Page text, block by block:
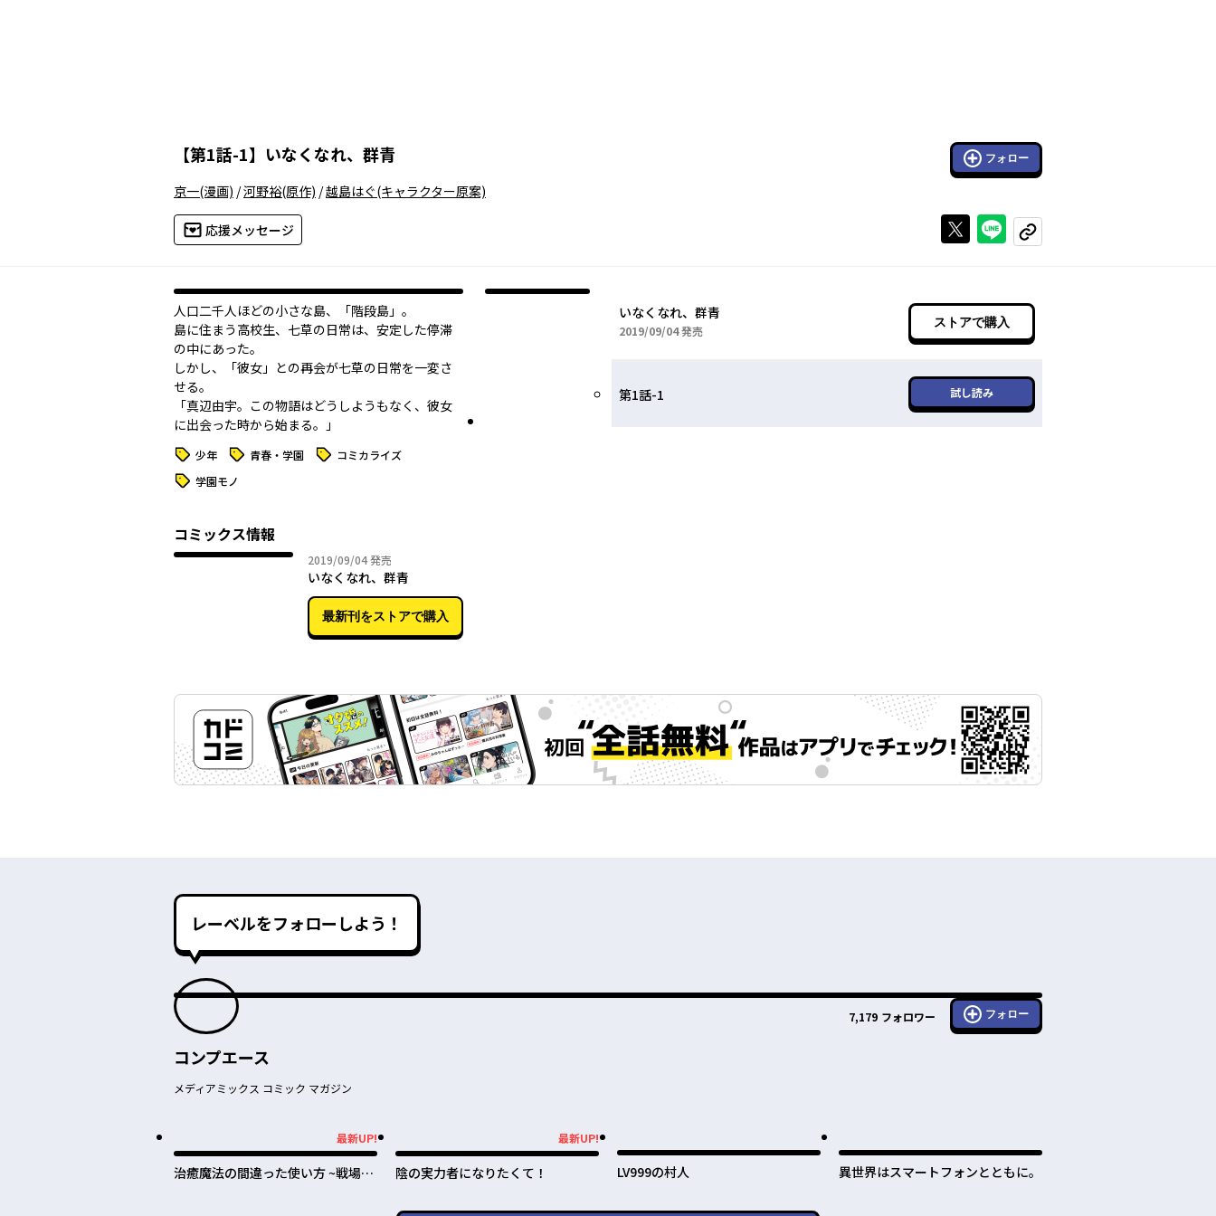
【第1話-1】 いなくなれ、群青 フォロー
京一(漫画) /河野裕(原作) /越島はぐ(キャラクター原案)
応援メッセージ Xで投稿するラインでシェアする
コピーする
人口二千人ほどの小さな島、「階段島」。
島に住まう高校生、七草の日常は、安定した停滞
の中にあった。
しかし、「彼女」との再会が七草の日常を一変さ
せる。
「真辺由宇。この物語はどうしようもなく、彼女
に出会った時から始まる。」
タグ 少年 タグ 青春・学園 タグ コミカライズ
タグ 学園モノ
コミックス情報
2019/09/042019年09月04日
発売
いなくなれ、群青
最新刊をストアで購入
いなくなれ、群青
2019/09/042019年09月04日
発売
ストアで購入
第1話-1 試し読み
レーベルをフォローしよう！
7,179 フォロワー フォロー
コンプエース
メディアミックス コミック マガジン
最新UP!
治癒魔法の間違った使い方 ~戦場を
最新UP!
陰の実力者になりたくて！ LV999の村人 異世界はスマートフォンとともに。